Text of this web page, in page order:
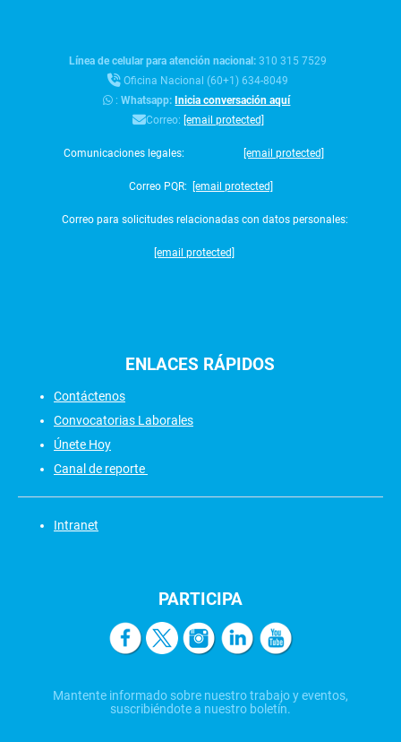
Línea de celular para atención nacional:310 315 7529
Oficina Nacional (60+1) 634-8049
:Whatsapp:Inicia conversación aquí
Correo: [email protected]
Comunicaciones legales: [email protected]
Correo PQR: [email protected]
Correo para solicitudes relacionadas con datos personales:
[email protected]
ENLACES RÁPIDOS
Contáctenos
Convocatorias Laborales
Únete Hoy
Canal de reporte
Intranet
PARTICIPA
Mantente informado sobre nuestro trabajo y eventos,
suscribiéndote a nuestro boletín.